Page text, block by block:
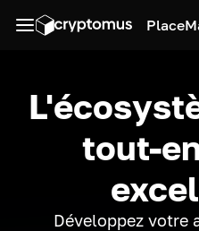
Place
tout-
Développez votre